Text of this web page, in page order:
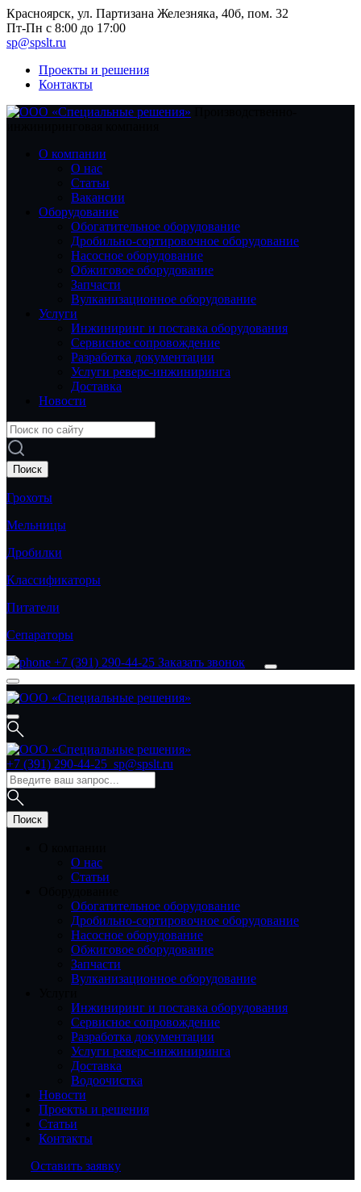
Красноярск, ул. Партизана Железняка, 40б, пом. 32
Пт-Пн с 8:00 до 17:00
sp@spslt.ru
Проекты и решения
Контакты
О компании
О нас
Статьи
Вакансии
Оборудование
Обогатительное оборудование
Дробильно-сортировочное оборудование
Насосное оборудование
Обжиговое оборудование
Запчасти
Вулканизационное оборудование
Услуги
Инжиниринг и поставка оборудования
Сервисное сопровождение
Разработка документации
Услуги реверс-инжиниринга
Доставка
Новости
Грохоты
Мельницы
Дробилки
Классификаторы
Питатели
Сепараторы
+7 (391) 290-44-25 Заказать звонок
+7 (391) 290-44-25 sp@spslt.ru
О нас
Статьи
Обогатительное оборудование
Дробильно-сортировочное оборудование
Насосное оборудование
Обжиговое оборудование
Запчасти
Вулканизационное оборудование
Инжиниринг и поставка оборудования
Сервисное сопровождение
Разработка документации
Услуги реверс-инжиниринга
Доставка
Водоочистка
Новости
Проекты и решения
Статьи
Контакты
Оставить заявку